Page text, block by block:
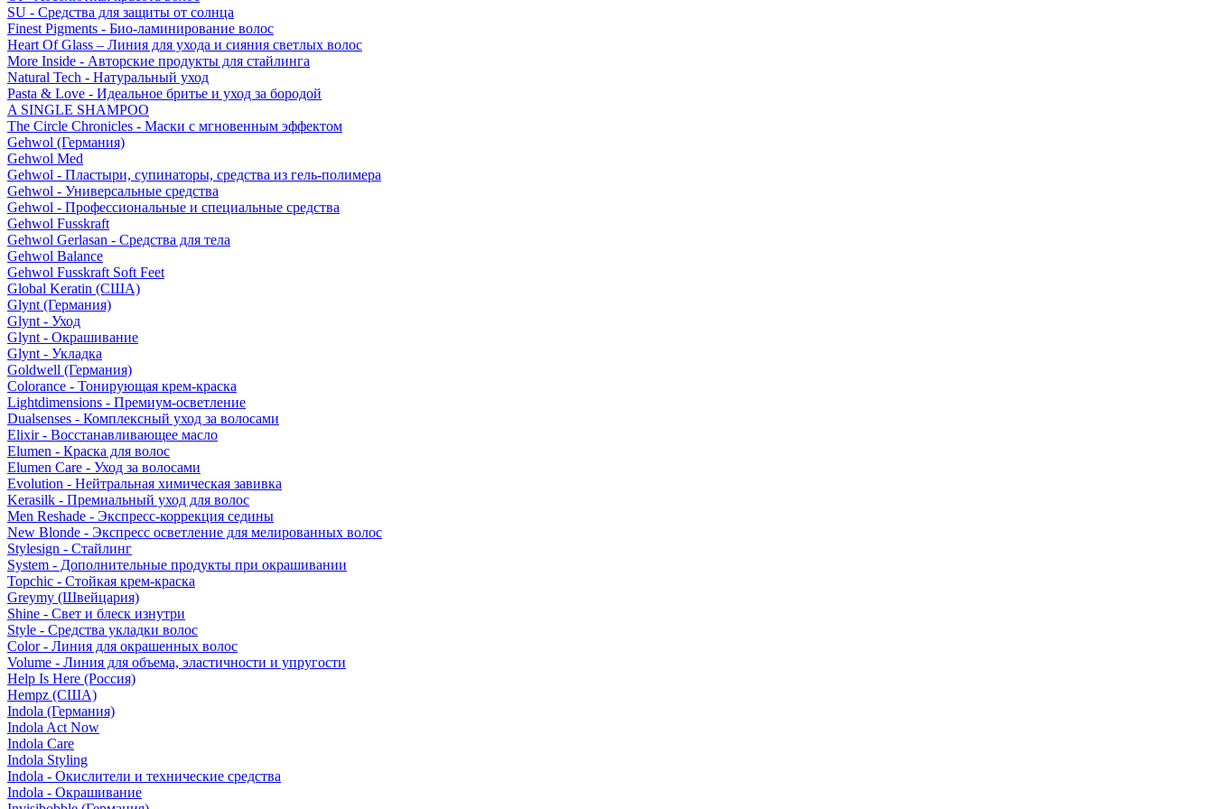
SU - Средства для защиты от солнца
Finest Pigments - Био-ламинирование волос
Heart Of Glass – Линия для ухода и сияния светлых волос
More Inside - Авторские продукты для стайлинга
Natural Tech - Натуральный уход
Pasta & Love - Идеальное бритье и уход за бородой
A SINGLE SHAMPOO
The Circle Chronicles - Маски с мгновенным эффектом
Gehwol (Германия)
Gehwol Med
Gehwol - Пластыри, супинаторы, средства из гель-полимера
Gehwol - Универсальные средства
Gehwol - Профессиональные и специальные средства
Gehwol Fusskraft
Gehwol Gerlasan - Средства для тела
Gehwol Balance
Gehwol Fusskraft Soft Feet
Global Keratin (США)
Glynt (Германия)
Glynt - Уход
Glynt - Окрашивание
Glynt - Укладка
Goldwell (Германия)
Colorance - Тонирующая крем-краска
Lightdimensions - Премиум-осветление
Dualsenses - Комплексный уход за волосами
Elixir - Восстанавливающее масло
Elumen - Краска для волос
Elumen Care - Уход за волосами
Evolution - Нейтральная химическая завивка
Kerasilk - Премиальный уход для волос
Men Reshade - Экспресс-коррекция седины
New Blonde - Экспресс осветление для мелированных волос
Stylesign - Стайлинг
System - Дополнительные продукты при окрашивании
Topchic - Стойкая крем-краска
Greymy (Швейцария)
Shine - Свет и блеск изнутри
Style - Средства укладки волос
Color - Линия для окрашенных волос
Volume - Линия для объема, эластичности и упругости
Help Is Here (Россия)
Hempz (США)
Indola (Германия)
Indola Act Now
Indola Care
Indola Styling
Indola - Окислители и технические средства
Indola - Окрашивание